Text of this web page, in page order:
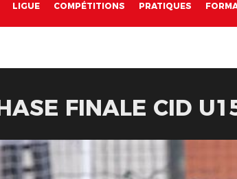
LIGUE COMPÉTITIONS PRATIQUES
FINALE CID